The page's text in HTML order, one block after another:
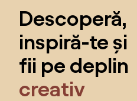
Descoperă,
inspiră-te și
fii pe deplin
creativ